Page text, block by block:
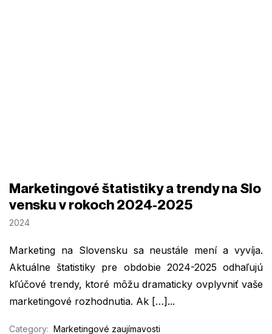
Marketingové štatistiky a trendy na Slo
vensku v rokoch 2024-2025
2024
Marketing na Slovensku sa neustále mení a vyvíja.
Aktuálne štatistiky pre obdobie 2024-2025 odhaľujú
kľúčové trendy, ktoré môžu dramaticky ovplyvniť vaše
marketingové rozhodnutia. Ak […]...
Category: Marketingové zaujímavosti